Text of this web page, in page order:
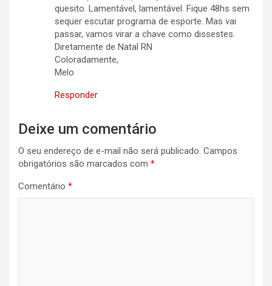
quesito. Lamentável, lamentável. Fique 48hs sem
sequer escutar programa de esporte. Mas vai
passar, vamos virar a chave como dissestes.
Diretamente de Natal RN
Coloradamente,
Melo
Responder
Deixe um comentário
O seu endereço de e-mail não será publicado. Campos
obrigatórios são marcados com *
Comentário *